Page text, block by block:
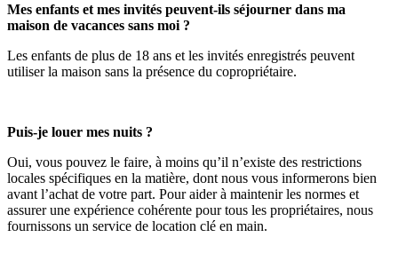
Mes enfants et mes invités peuvent-ils séjourner dans ma
maison de vacances sans moi ?
Les enfants de plus de 18 ans et les invités enregistrés peuvent
utiliser la maison sans la présence du copropriétaire.
Puis-je louer mes nuits ?
Oui, vous pouvez le faire, à moins qu’il n’existe des restrictions
locales spécifiques en la matière, dont nous vous informerons bien
avant l’achat de votre part. Pour aider à maintenir les normes et
assurer une expérience cohérente pour tous les propriétaires, nous
fournissons un service de location clé en main.